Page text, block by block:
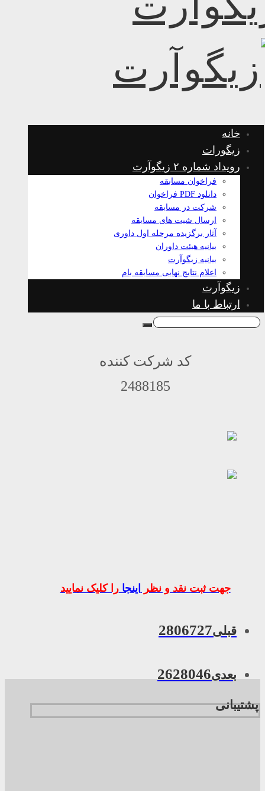
خانه
زیگورات
رویداد شماره ۲ زیگوآرت
فراخوان مسابقه
دانلود PDF فراخوان
شرکت در مسابقه
ارسال شیت های مسابقه
آثار برگزیده مرحله اول داوری
بیانیه هیئت داوران
بیانیه زیگوآرت
اعلام نتایج نهایی مسابقه بام
زیگوآرت
ارتباط با ما
کد شرکت کننده
2488185
جهت ثبت نقد و نظر اینجارا کلیک نمایید
قبلی2806727
بعدی2628046
پشتیبانی